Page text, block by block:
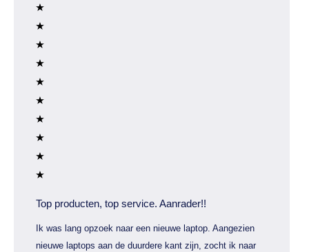
Top producten, top service. Aanrader!!
Ik was lang opzoek naar een nieuwe laptop. Aangezien
nieuwe laptops aan de duurdere kant zijn, zocht ik naar